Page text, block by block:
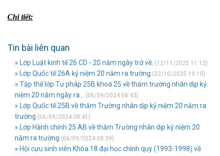
Chi tiết:
Tin bài liên quan
» Lớp Luật kinh tế 26 CD - 20 năm ngày trở về. (12/11/2025 11:12)
» Lớp Quốc tế 26A kỷ niệm 20 năm ra trường (22/10/2025 10:10)
» Tập thể lớp Tư pháp 25B khoá 25 về thăm trường nhân dịp kỷ
niệm 20 năm ngày ra...
(06/09/2024 08:43)
» Lớp Quốc tế 25B về thăm Trường nhân dịp kỷ niệm 20 năm ra
trường (06/09/2024 08:41)
» Lớp Hành chính 25 AB về thăm Trường nhân dịp kỷ niệm 20
năm ra trường (06/09/2024 08:39)
» Hội cựu sinh viên Khóa 18 đại học chính quy (1993-1998) về